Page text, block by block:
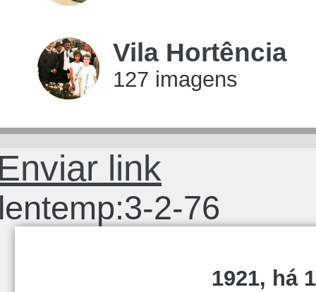
Vila Hortência
127 imagens
link
2-76
1921, há